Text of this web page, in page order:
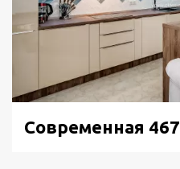
Современная 467